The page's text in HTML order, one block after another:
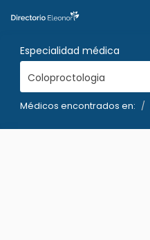
Especialidad médica
Coloproctologia
Médicos encontrados en: